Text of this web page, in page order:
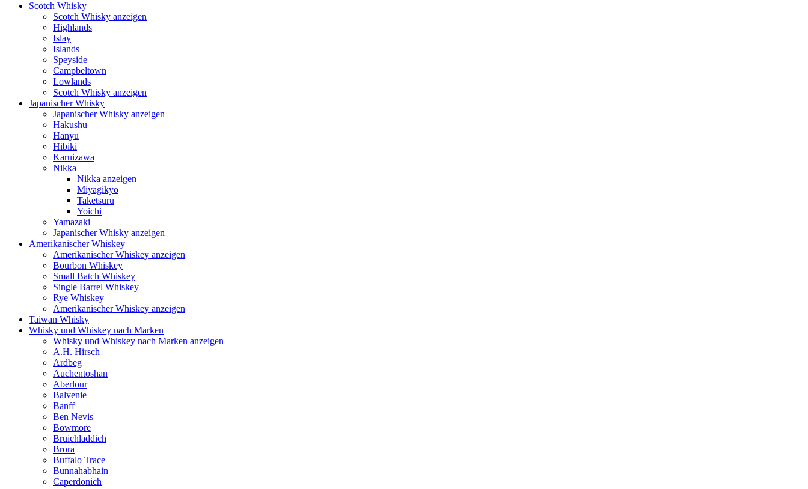
Scotch Whisky
Scotch Whisky anzeigen
Highlands
Islay
Islands
Speyside
Campbeltown
Lowlands
Scotch Whisky anzeigen
Japanischer Whisky
Japanischer Whisky anzeigen
Hakushu
Hanyu
Hibiki
Karuizawa
Nikka
Nikka anzeigen
Miyagikyo
Taketsuru
Yoichi
Yamazaki
Japanischer Whisky anzeigen
Amerikanischer Whiskey
Amerikanischer Whiskey anzeigen
Bourbon Whiskey
Small Batch Whiskey
Single Barrel Whiskey
Rye Whiskey
Amerikanischer Whiskey anzeigen
Taiwan Whisky
Whisky und Whiskey nach Marken
Whisky und Whiskey nach Marken anzeigen
A.H. Hirsch
Ardbeg
Auchentoshan
Aberlour
Balvenie
Banff
Ben Nevis
Bowmore
Bruichladdich
Brora
Buffalo Trace
Bunnahabhain
Caperdonich